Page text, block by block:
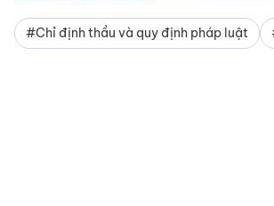
#Chỉ định thầu và quy định pháp luật